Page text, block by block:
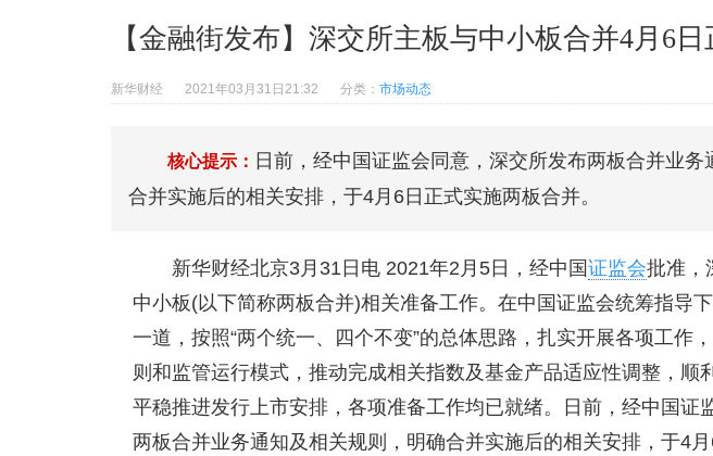
济安金信：中国基金
【新华财经调查】同
央行公开市场净投放
恒生聚源：北斗收官
【金融街发布】深交所主板与中小板合并4月6
新华财经 2021年03月31日21:32 分类： 市场动态
核心提示： 日前，经中国证监会同意，深交所发布两板合并业务
合并实施后的相关安排，于4月6日正式实施两板合并。
新华财经北京3月31日电 2021年2月5日，经中国证监会批准，
中小板(以下简称两板合并)相关准备工作。在中国证监会统筹指导
一道，按照“两个统一、四个不变”的总体思路，扎实开展各项工作
则和监管运行模式，推动完成相关指数及基金产品适应性调整，顺
平稳推进发行上市安排，各项准备工作均已就绪。日前，经中国证
两板合并业务通知及相关规则，明确合并实施后的相关安排，于4